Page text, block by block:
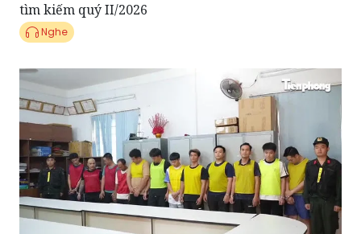
tìm kiếm quý II/2026
Nghe